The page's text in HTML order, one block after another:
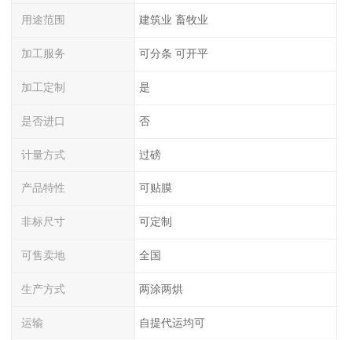
用途范围 建筑业 畜牧业
加工服务 可分条 可开平
加工定制 是
是否进口 否
计量方式 过磅
产品特性 可贴膜
非标尺寸 可定制
可售卖地 全国
生产方式 两涂两烘
运输 自提代运均可